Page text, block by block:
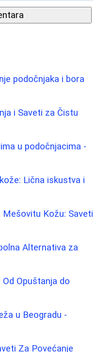
podočnjaka i bora
i Saveti za Čistu
u podočnjacima -
Lična iskustva i
Kožu: Saveti
Alternativa za
Opuštanja do
u Beogradu -
Za Povećanje